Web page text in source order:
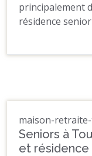
principalement
résidence senior
maison-
Seniors à
et résidence